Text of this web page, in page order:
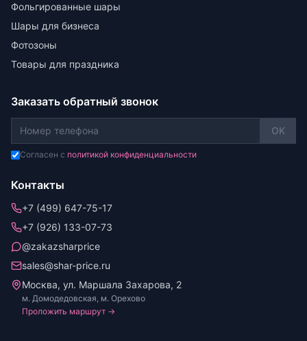
Фольгированные шары
Шары для бизнеса
Фотозоны
Товары для праздника
Заказать обратный звонок
OK
Согласен с политикой конфиденциальности
Контакты
+7 (499) 647-75-17
+7 (926) 133-07-73
@zakazsharprice
sales@shar-price.ru
Москва, ул. Маршала Захарова, 2
м. Домодедовская, м. Орехово
Проложить маршрут →